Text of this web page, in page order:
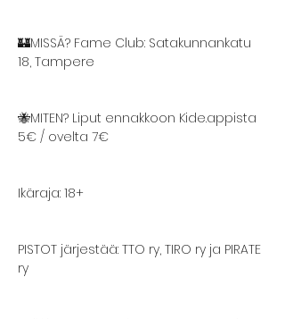
🏰MISSÄ? Fame Club: Satakunnankatu
18, Tampere
🐝MITEN? Liput ennakkoon Kide.appista
5€ / ovelta 7€
Ikäraja: 18+
PISTOT järjestää: TTO ry, TIRO ry ja PIRATE
ry